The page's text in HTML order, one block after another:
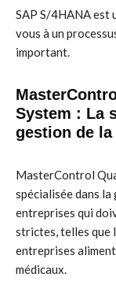
SAP S/4HANA est
vous à un
important.
System : La
gestion de
MasterControl
spécialisée dans
entreprises qui
strictes, telles que
entreprises
médicaux.